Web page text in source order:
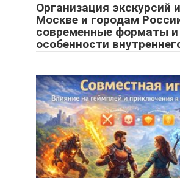
Организация экскурсий
Москве и городам
современные форматы и
особенности